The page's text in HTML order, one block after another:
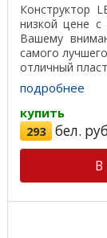
Конструктор
низкой цене
Вашему
самого
отличный
подробнее
купить
293 бел.
В